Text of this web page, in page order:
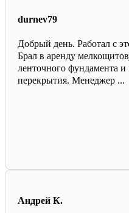
durnev79
Добрый день. Работал с
Брал в аренду
ленточного фундамента
перекрытия. Менеджер ...
Андрей К.